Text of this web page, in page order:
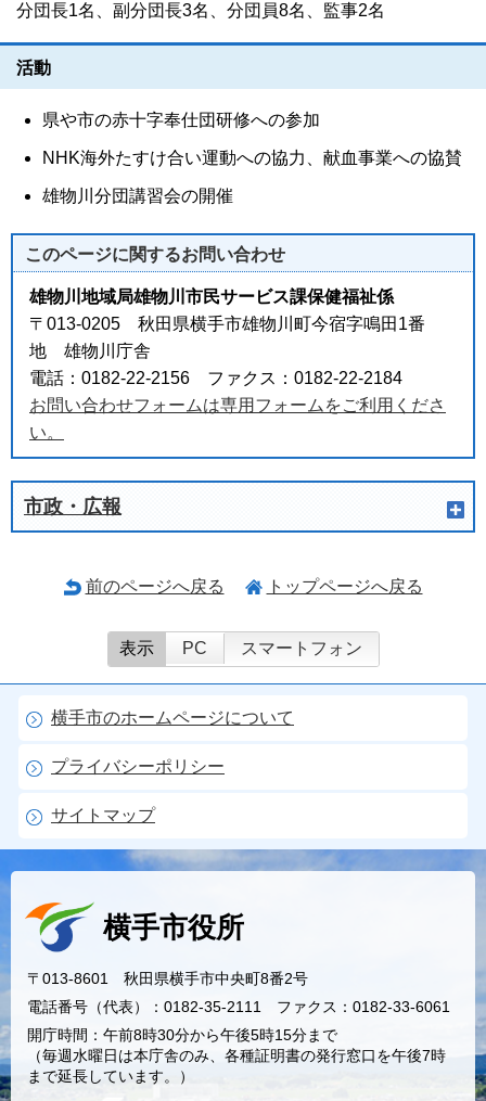
分団長1名、副分団長3名、分団員8名、監事2名
活動
県や市の赤十字奉仕団研修への参加
NHK海外たすけ合い運動への協力、献血事業への協賛
雄物川分団講習会の開催
このページに関するお問い合わせ
雄物川地域局雄物川市民サービス課保健福祉係
〒013-0205 秋田県横手市雄物川町今宿字鳴田1番
地 雄物川庁舎
電話：0182-22-2156 ファクス：0182-22-2184
お問い合わせフォームは専用フォームをご利用くださ
い。
市政・広報
前のページへ戻る トップページへ戻る
表示 PC スマートフォン
横手市のホームページについて
プライバシーポリシー
サイトマップ
横手市役所
〒013-8601 秋田県横手市中央町8番2号
電話番号（代表）：0182-35-2111 ファクス：0182-33-6061
開庁時間：午前8時30分から午後5時15分まで
（毎週水曜日は本庁舎のみ、各種証明書の発行窓口を午後7時
まで延長しています。）